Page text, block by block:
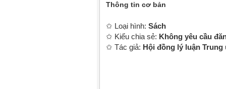
Thông tin cơ bản
✩ Loại hình: Sách
✩ Kiểu chia sẻ: Không yêu cầu
✩ Tác giả: Hội đồng lý luận